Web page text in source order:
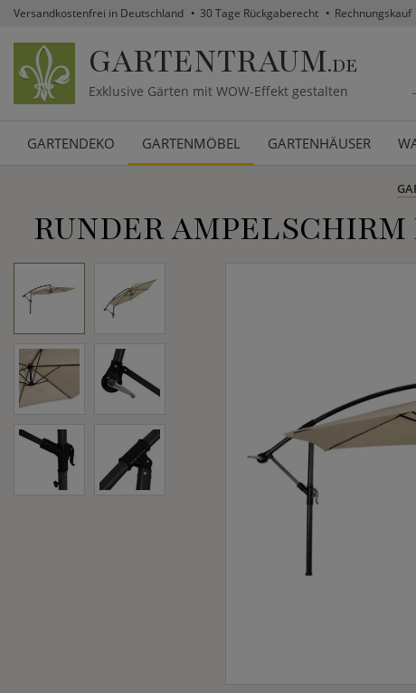
Versandkostenfrei in Deutschland 30 Tage Rückgaberecht Rechnungskauf
GARTENTRAUM.DE
Exklusive Gärten mit WOW-Effekt gestalten
GARTENDEKO GARTENMÖBEL GARTENHÄUSER
RUNDER